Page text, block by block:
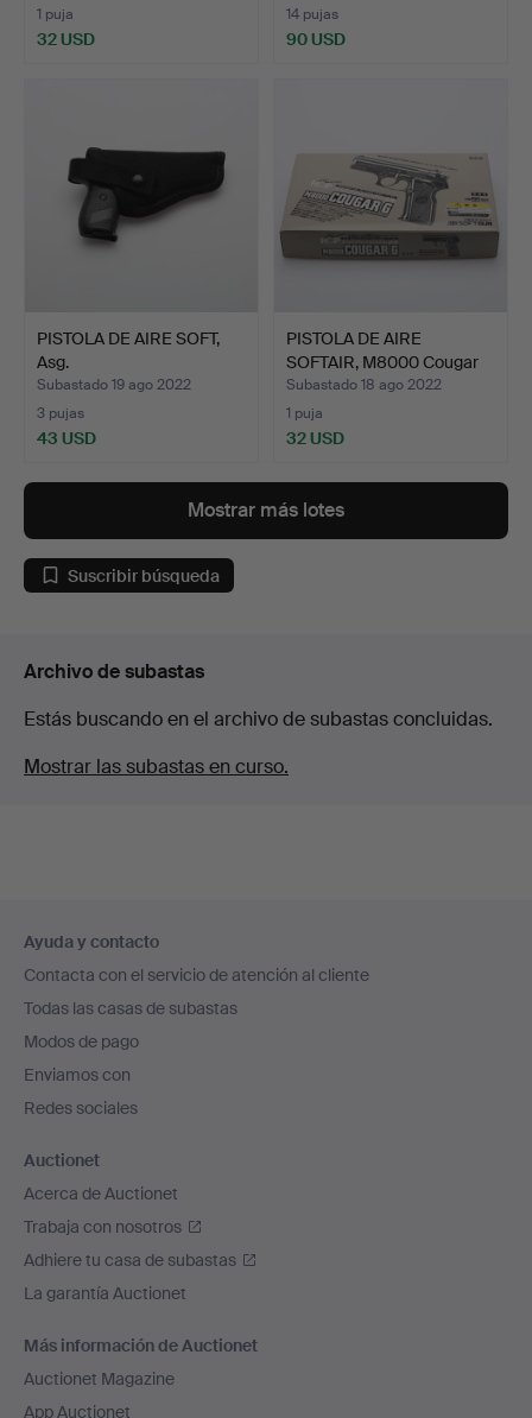
1 puja
32 USD
14 pujas
90 USD
PISTOLA DE AIRE SOFT,
Asg.
Subastado 19 ago 2022
3 pujas
43 USD
PISTOLA DE AIRE
SOFTAIR, M8000 Cougar
G.
Subastado 18 ago 2022
1 puja
32 USD
Mostrar más lotes
Suscribir búsqueda
Archivo de subastas
Estás buscando en el archivo de subastas concluidas.
Mostrar las subastas en curso.
en
el
pie
de
página
Ayuda y contacto
Contacta con el servicio de atención al cliente
Todas las casas de subastas
Modos de pago
Enviamos con
Redes sociales
Auctionet
Acerca de Auctionet
Trabaja con nosotros
Adhiere tu casa de subastas
La garantía Auctionet
Más información de Auctionet
Auctionet Magazine
App Auctionet